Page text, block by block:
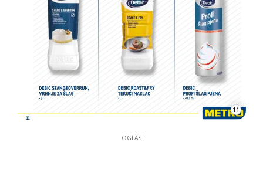
11
OGLAS